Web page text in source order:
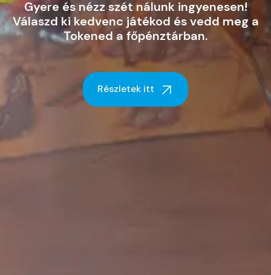
Gyere és nézz szét nálunk ingyenesen!
Válaszd ki kedvenc játékod és vedd meg a
Tokened a főpénztárban.
Részletek itt